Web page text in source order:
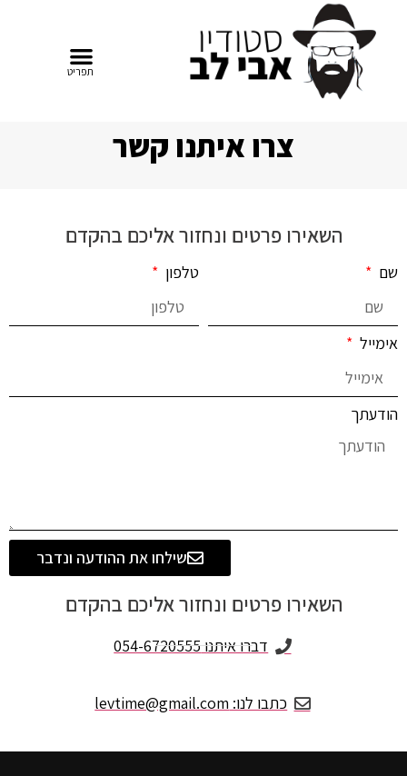
צרו איתנו קשר
השאירו פרטים ונחזור אליכם בהקדם
שם טלפון
אימייל
הודעתך
שילחו את ההודעה ונדבר
השאירו פרטים ונחזור אליכם בהקדם
דברו איתנו 054-6720555
כתבו לנו: levtime@gmail.com